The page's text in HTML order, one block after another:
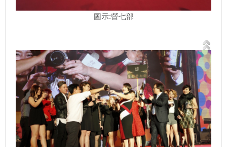
圖示:營七部